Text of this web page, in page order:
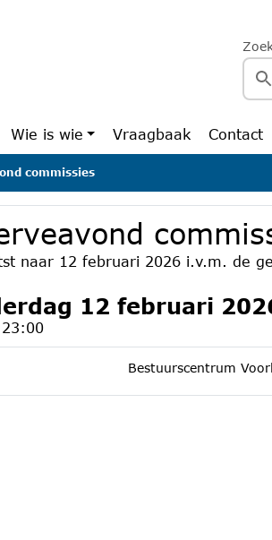
Wie is wie Vraagbaak Contact
commissies
naar 12 februari 2026 i.v.m. de
12 februari
Bestuurscentrum